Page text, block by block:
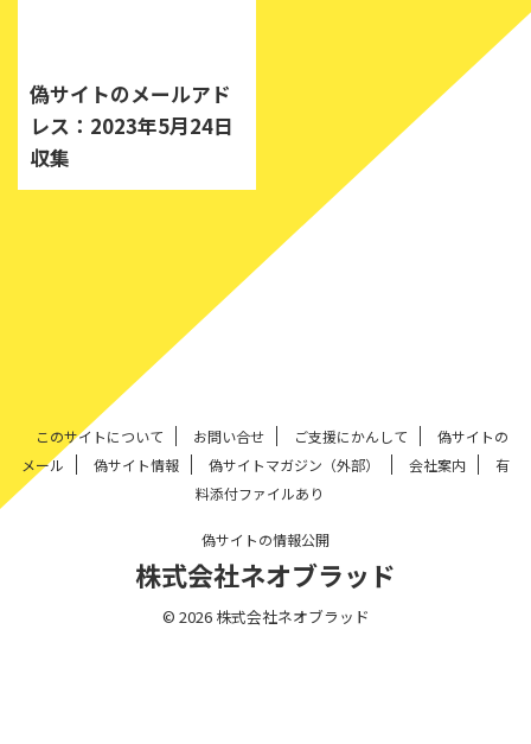
偽サイトのメールアド
レス：2023年5月24日
収集
このサイトについて お問い合せ ご支援にかんして
偽サイトの
メール
偽サイト情報 偽サイトマガジン（外部） 会社案内
有
料添付ファイルあり
偽サイトの情報公開
株式会社ネオブラッド
© 2026 株式会社ネオブラッド